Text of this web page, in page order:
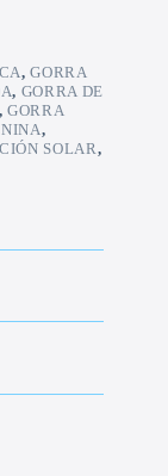
,GORRA
, GORRA DE
,GORRA
,
SOLAR,